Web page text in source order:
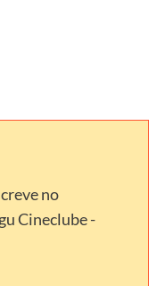
no
Cineclube -